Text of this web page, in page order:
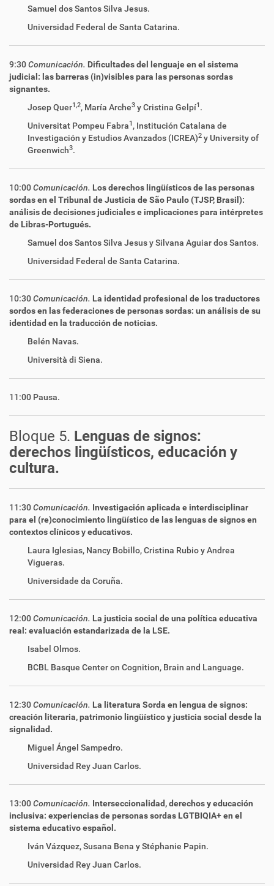
Samuel dos Santos Silva Jesus.
Universidad Federal de Santa Catarina.
9:30Comunicación. Dificultades del lenguaje en el sistema
judicial: las barreras (in)visibles para las personas sordas
signantes.
Josep Quer1,2, María Arche3 y Cristina Gelpí1 .
Universitat Pompeu Fabra1 , Institución Catalana de
Investigación y Estudios Avanzados (ICREA)2 y University of
Greenwich3.
10:00Comunicación. Los derechos lingüísticos de las personas
sordas en el Tribunal de Justicia de São Paulo (TJSP, Brasil):
análisis de decisiones judiciales e implicaciones para intérpretes
de Libras-Portugués.
Samuel dos Santos Silva Jesus y Silvana Aguiar dos Santos.
Universidad Federal de Santa Catarina.
10:30Comunicación. La identidad profesional de los traductores
sordos en las federaciones de personas sordas: un análisis de su
identidad en la traducción de noticias.
Belén Navas.
Università di Siena.
11:00 Pausa.
Bloque 5. Lenguas de signos:
derechos lingüísticos, educación y
cultura.
11:30Comunicación. Investigación aplicada e interdisciplinar
para el (re)conocimiento lingüístico de las lenguas de signos en
contextos clínicos y educativos.
Laura Iglesias, Nancy Bobillo, Cristina Rubio y Andrea
Vigueras.
Universidade da Coruña.
12:00Comunicación. La justicia social de una política educativa
real: evaluación estandarizada de la LSE.
Isabel Olmos.
BCBL Basque Center on Cognition, Brain and Language.
12:30Comunicación. La literatura Sorda en lengua de signos:
creación literaria, patrimonio lingüístico y justicia social desde la
signalidad.
Miguel Ángel Sampedro.
Universidad Rey Juan Carlos.
13:00Comunicación. Interseccionalidad, derechos y educación
inclusiva: experiencias de personas sordas LGTBIQIA+ en el
sistema educativo español.
Iván Vázquez, Susana Bena y Stéphanie Papin.
Universidad Rey Juan Carlos.